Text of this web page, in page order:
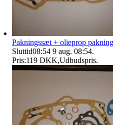
Pakningssæt + olieprop
Sluttid08:54 9 aug. 08:54.
Pris:119 DKK,Udbudspris.